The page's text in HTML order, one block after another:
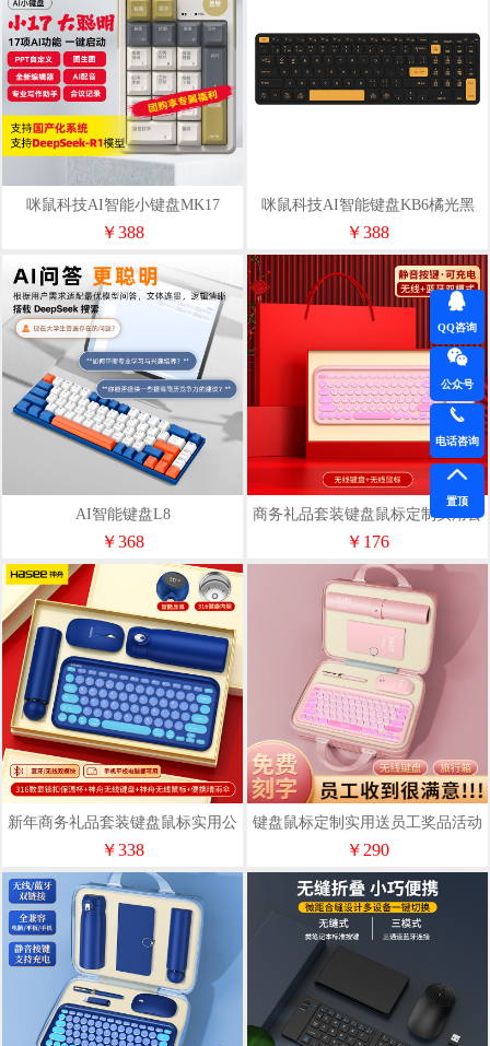
咪鼠科技AI智能小键盘MK17
￥388
咪鼠科技AI智能键盘KB6橘光黑
￥388
AI智能键盘L8
￥368
商务礼品套装键盘鼠标定制实用公
司年会送员工奖品新人伴手礼
￥176
新年商务礼品套装键盘鼠标实用公
司送员工奖品新人伴手礼
￥338
键盘鼠标定制实用送员工奖品活动
礼品新人伴手礼
￥290
QQ咨询
公众号
电话咨询
置顶